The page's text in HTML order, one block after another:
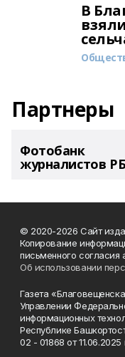
В
Партнеры
Фотобанк
журналистов РБ
© 2020-2026 Сайт
Копирование
письменного согласия
Об использовании
Газета
Управлении
информационных
Республике
02 - 01868 от 11.06.2025